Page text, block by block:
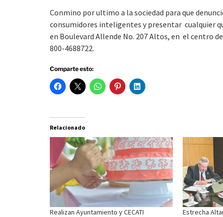
Conmino por ultimo a la sociedad para que
consumidores inteligentes y presentar cualquier
en Boulevard Allende No. 207 Altos, en el centro
800-4688722.
Comparte esto:
Relacionado
Realizan Ayuntamiento y CECATI
Estrecha